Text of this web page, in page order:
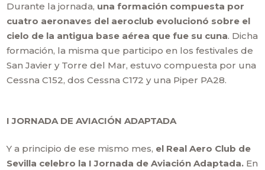
Durante la jornada, una formación compuesta por
cuatro aeronaves del aeroclub evolucionó sobre el
cielo de la antigua base aérea que fue su cuna. Dicha
formación, la misma que participo en los festivales de
San Javier y Torre del Mar, estuvo compuesta por una
Cessna C152, dos Cessna C172 y una Piper PA28.
I JORNADA DE AVIACIÓN ADAPTADA
Y a principio de ese mismo mes, el Real Aero Club de
Sevilla celebro la I Jornada de Aviación Adaptada. En